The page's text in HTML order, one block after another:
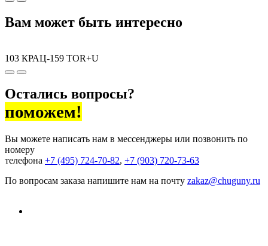
Вам может быть интересно
103 КРАЦ-159 TOR+U
Остались вопросы?
поможем!
Вы можете написать нам в мессенджеры или позвонить по
номеру
телефона +7 (495) 724-70-82, +7 (903) 720-73-63
По вопросам заказа напишите нам на почту zakaz@chuguny.ru